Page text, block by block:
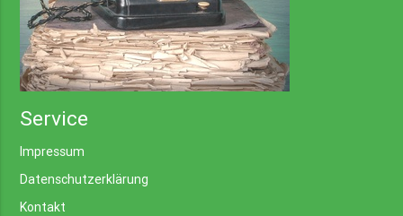
Service
Impressum
Datenschutzerklärung
Kontakt